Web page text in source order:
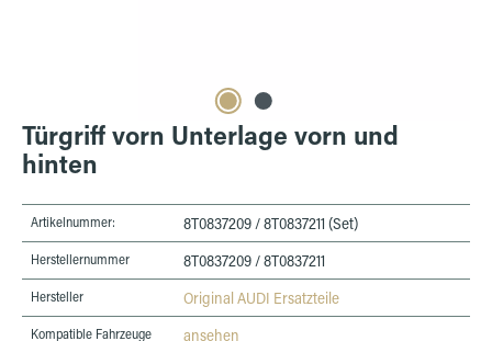
Türgriff vorn Unterlage vorn und
hinten
Artikelnummer: 8T0837209 / 8T0837211 (Set)
Herstellernummer 8T0837209 / 8T0837211
Hersteller Original AUDI Ersatzteile
Kompatible Fahrzeuge ansehen